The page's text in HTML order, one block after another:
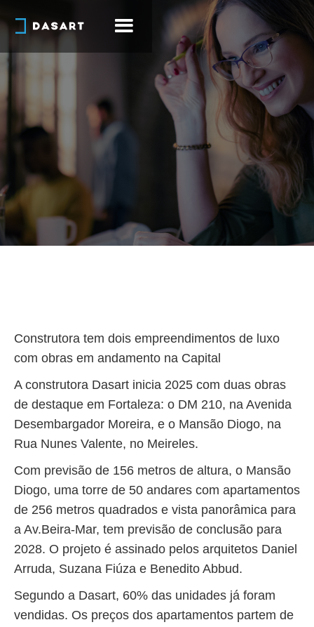
Construtora tem dois empreendimentos de luxo
com obras em andamento na Capital
A construtora Dasart inicia 2025 com duas obras
de destaque em Fortaleza: o DM 210, na Avenida
Desembargador Moreira, e o Mansão Diogo, na
Rua Nunes Valente, no Meireles.
Com previsão de 156 metros de altura, o Mansão
Diogo, uma torre de 50 andares com apartamentos
de 256 metros quadrados e vista panorâmica para
a Av.Beira-Mar, tem previsão de conclusão para
2028. O projeto é assinado pelos arquitetos Daniel
Arruda, Suzana Fiúza e Benedito Abbud.
Segundo a Dasart, 60% das unidades já foram
vendidas. Os preços dos apartamentos partem de